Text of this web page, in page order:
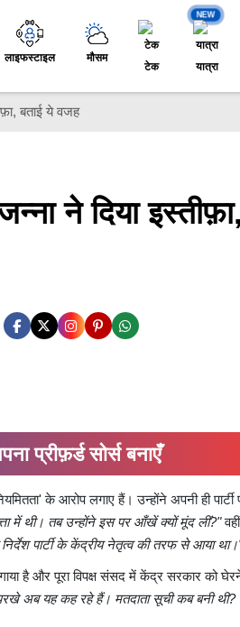
लाइफस्टाइल मौसम
टेक
NEW
यात्रा
बताई ये वजह
ने दिया
सोर्स बनाएँ
के आरोप लगाए हैं। उन्होंने अपनी ही पार्टी
में थी। तब उन्होंने इस पर आँखें क्यों मूंद लीं?"
पार्टी के केंद्रीय नेतृत्व की तरफ से आया
है और पूरा विपक्ष संसद में केंद्र सरकार को
अब यह कह रहे हैं। मतदाता सूची कब बनी थी?